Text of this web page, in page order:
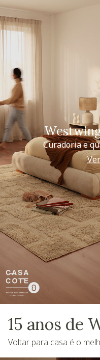
Curadoria e
15 anos de
Voltar para casa é o